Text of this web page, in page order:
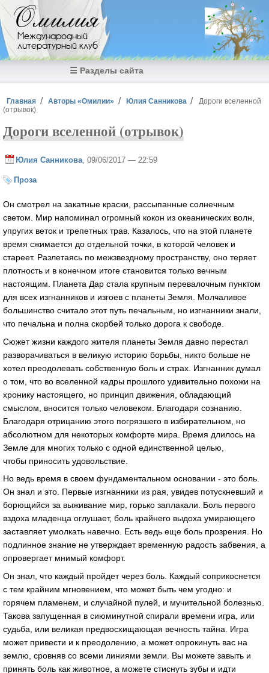
Перейти к основному содержанию
Омилия
Международный
литературный клуб
☰ Разделы сайта
Вы здесь
Главная Авторы «Омилии» Юлия Санникова
Дороги вселенной
(отрывок)
Дороги вселенной (отрывок)
Юлия Санникова , 09/06/2017 — 22:59
Проза
Он смотрел на закатные краски, рассыпанные солнечным
светом. Мир напоминал огромный кокон из океанических волн,
упругих веток и трепетных трав. Казалось, что на этой планете
время сжимается до отдельной точки, в которой человек и
стареет. Разлетаясь по межзвездному пространству, оно теряет
плотность и в конечном итоге становится только вечным
настоящим. Планета Дар стала крупным перевалочным пунктом
для всех изгнанников и изгоев с планеты Земля. Молчаливое
большинство считало этот путь печальным, но изгнанники знали,
что печальна и полна скорбей только дорога к свободе.
Сюжет жизни каждого жителя планеты Земля давно перестал
разворачиваться в великую историю борьбы, никто больше не
хотел преодолевать собственную боль и страх. Изгнанник думал
о том, что во вселенной кадры прошлого удивительно похожи на
хронику настоящего, но принцип движения, обладающий
смыслом, вносится только человеком. Благодаря сознанию.
Благодаря отрицанию этого погрязшего в избирательном, но
абсолютном для некоторых комфорте мира. Время длилось на
Земле для многих только с одной единственной целью,
чтобы приносить удовольствие.
Но ведь время в своем фундаментальном основании - это боль.
Он знал и это. Первые изгнанники из рая, увидев потускневший и
борющийся за выживание мир, горько заплакали. Боль первого
вздоха младенца оглушает, боль крайнего выдоха умирающего
заставляет умолкать навечно. Есть ведь еще боль прозрения. Но
подлинное знание не утверждает временную радость забвения, а
опровергает мнимый комфорт.
Он знал, что каждый пройдет через боль. Каждый соприкоснется
с тем крайним мгновением, что может быть чем угодно: и
горячем пламенем, и случайной пулей, и мучительной болезнью.
Такова запущенная в сиюминутной спирали времени игра, или
судьба, или великая предвосхищающая вечность тайна. Игра
может привести и к преодолению, а может опрокинуть вас на
землю, сровняв со всеми линиями земли. Вы можете завыть и
принять боль как животное, а можете стиснуть зубы и идти